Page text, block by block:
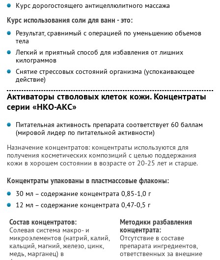
Курс дорогостоящего антицеллюлитного массажа
Курс использования соли для ванн - это:
Результат, сравнимый с операцией по уменьшению объемов
тела
Легкий и приятный способ для избавления от лишних
килограммов
Снятие стрессовых состояний организма (успокаивающее
действие)
Активаторы стволовых клеток кожи. Концентраты
серии «НКО-АКС»
Питательная активность препарата соответствует 60 баллам
(мировой лидер по питательной активности)
Назначение концентратов: концентраты используются для
получения косметических композиций с целью поддержания
кожи в хорошем состоянии в возрасте от 20-25 лет и старше.
Концентраты упакованы в пластмассовые флаконы:
30 мл – содержание концентрата 0,85-1,0 г
12 мл – содержание концентрата 0,47-0,5 г
Состав концентратов:
Солевая система макро- и
микроэлементов (натрий, калий,
кальций, магний, железо, цинк,
медь, марганец) в
Методики разбавления
концентрата:
Отсутствие в составе
препарата ингредиентов,
ответственных за внешние